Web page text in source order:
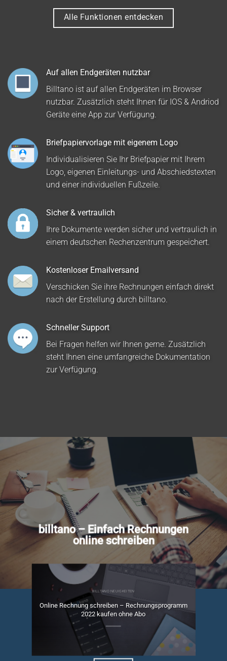
Alle Funktionen entdecken
Auf allen Endgeräten nutzbar
Billtano ist auf allen Endgeräten im Browser
nutzbar. Zusätzlich steht Ihnen für IOS & Andriod
Geräte eine App zur Verfügung.
Briefpapiervorlage mit eigenem Logo
Individualisieren Sie Ihr Briefpapier mit Ihrem
Logo, eigenen Einleitungs- und Abschiedstexten
und einer individuellen Fußzeile.
Sicher & vertraulich
Ihre Dokumente werden sicher und vertraulich in
einem deutschen Rechenzentrum gespeichert.
Kostenloser Emailversand
Verschicken Sie ihre Rechnungen einfach direkt
nach der Erstellung durch billtano.
Schneller Support
Bei Fragen helfen wir Ihnen gerne. Zusätzlich
steht Ihnen eine umfangreiche Dokumentation
zur Verfügung.
billtano – Einfach Rechnungen
online schreiben
BILLTANO NEUIGKEITEN
Online Rechnung schreiben – Rechnungsprogramm
2022 kaufen ohne Abo